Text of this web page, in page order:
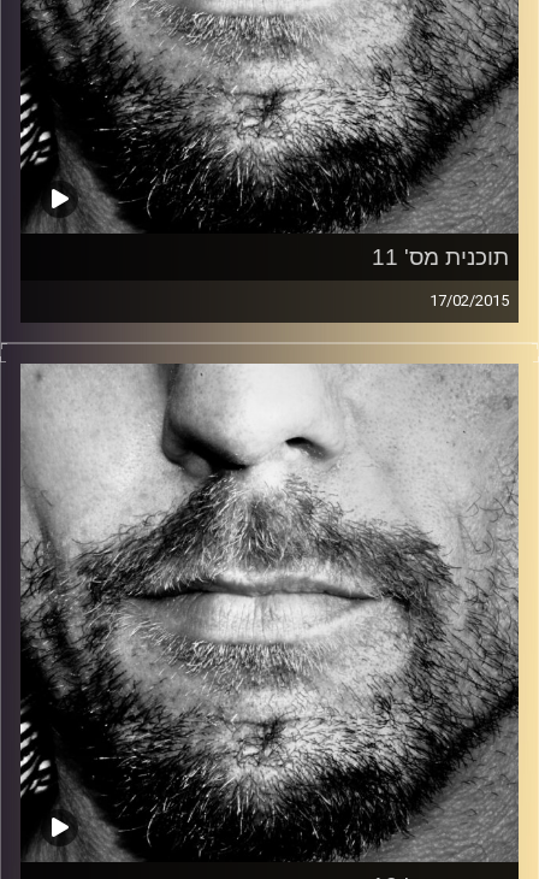
תוכנית מס' 11
17/02/2015
זיפים, מוזיקה מחוספסת של הופעות חיות. הרבה ג'אם, רוק,
בלוז, bluegrass, ג'אז, Fאנק, פרוגרסיב ואפילו אלקטרוניקה.
כל מה שחי, אמיתי ונושם.
עם שמוליק רגב.
קרדיט תמונות: David Goehring